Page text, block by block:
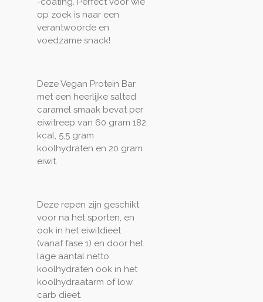
op zoek is naar een
verantwoorde en
voedzame snack!
Deze Vegan Protein Bar
met een heerlijke salted
caramel smaak bevat per
eiwitreep van 60 gram 182
kcal, 5,5 gram
koolhydraten en 20 gram
eiwit.
Deze repen zijn geschikt
voor na het sporten, en
ook in het eiwitdieet
(vanaf fase 1) en door het
lage aantal netto
koolhydraten ook in het
koolhydraatarm of low
carb dieet.